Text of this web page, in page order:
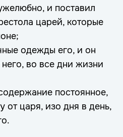
и поставил
царей, которые
одежды его, и он
во все дни жизни
постоянное,
от царя, изо дня в день,